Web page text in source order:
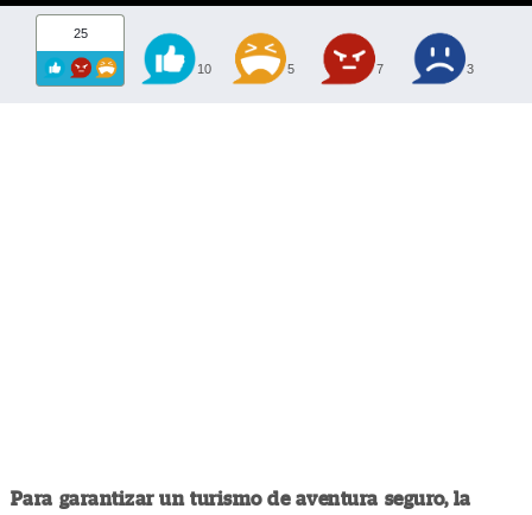
25
10 5 7 3
Para garantizar un turismo de aventura seguro, la